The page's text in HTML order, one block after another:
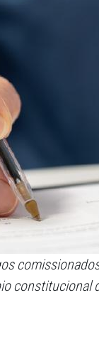
constitucional